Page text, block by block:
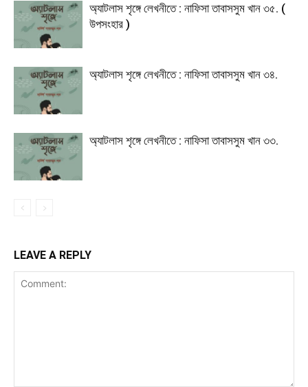
অ্যাটলাস শৃঙ্গে লেখনীতে : নাফিসা তাবাসসুম খান ৩৫. (
উপসংহার )
অ্যাটলাস শৃঙ্গে লেখনীতে : নাফিসা তাবাসসুম খান ৩৪.
অ্যাটলাস শৃঙ্গে লেখনীতে : নাফিসা তাবাসসুম খান ৩৩.
LEAVE A REPLY